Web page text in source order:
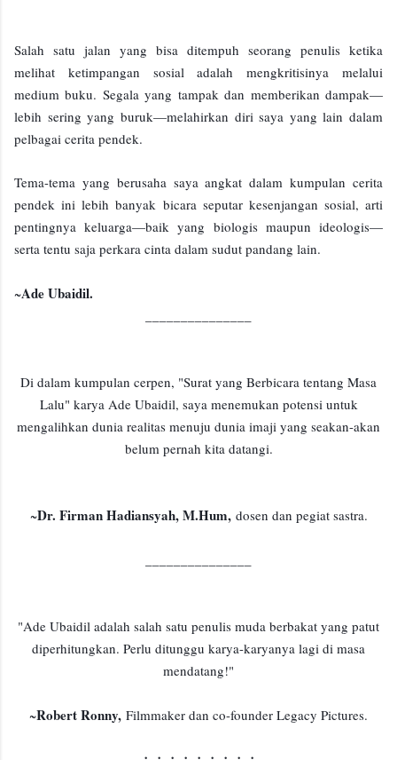
Salah satu jalan yang bisa ditempuh seorang penulis ketika
melihat ketimpangan sosial adalah mengkritisinya melalui
medium buku. Segala yang tampak dan memberikan dampak—
lebih sering yang buruk—melahirkan diri saya yang lain dalam
pelbagai cerita pendek.
Tema-tema yang berusaha saya angkat dalam kumpulan cerita
pendek ini lebih banyak bicara seputar kesenjangan sosial, arti
pentingnya keluarga—baik yang biologis maupun ideologis—
serta tentu saja perkara cinta dalam sudut pandang lain.
~Ade Ubaidil.
Di dalam kumpulan cerpen, "Surat yang Berbicara tentang Masa
Lalu" karya Ade Ubaidil, saya menemukan potensi untuk
mengalihkan dunia realitas menuju dunia imaji yang seakan-akan
belum pernah kita datangi.
~Dr. Firman Hadiansyah, M.Hum, dosen dan pegiat sastra.
"Ade Ubaidil adalah salah satu penulis muda berbakat yang patut
diperhitungkan. Perlu ditunggu karya-karyanya lagi di masa
mendatang!"
~Robert Ronny, Filmmaker dan co-founder Legacy Pictures.